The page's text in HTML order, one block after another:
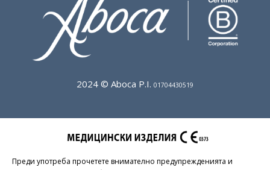
2024 © Aboca P.I. 01704430519
Преди употреба прочетете внимателно предупрежденията и